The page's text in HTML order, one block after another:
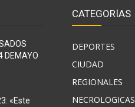
DEMAYO
«Este
CATEGORÍAS
DEPORTES
CIUDAD
REGIONALES
NECROLOGICAS